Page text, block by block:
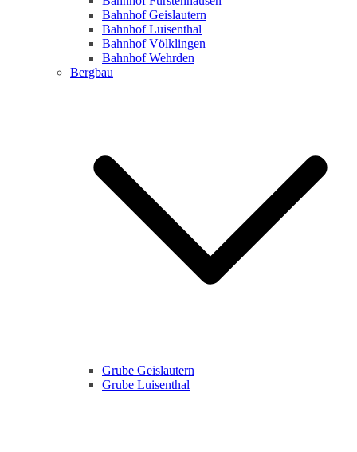
Bahnhof Geislautern
Bahnhof Luisenthal
Bahnhof Völklingen
Bahnhof Wehrden
Bergbau
Grube Geislautern
Grube Luisenthal